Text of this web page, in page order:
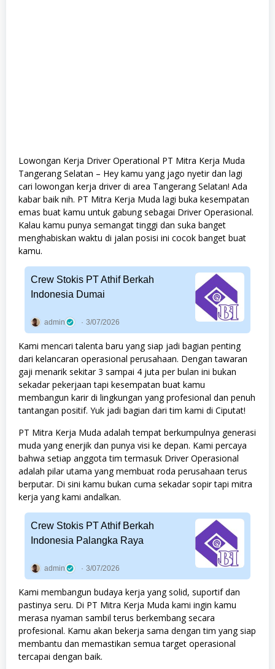
Lowongan Kerja Driver Operational PT Mitra Kerja Muda
Tangerang Selatan – Hey kamu yang jago nyetir dan lagi
cari lowongan kerja driver di area Tangerang Selatan! Ada
kabar baik nih. PT Mitra Kerja Muda lagi buka kesempatan
emas buat kamu untuk gabung sebagai Driver Operasional.
Kalau kamu punya semangat tinggi dan suka banget
menghabiskan waktu di jalan posisi ini cocok banget buat
kamu.
Crew Stokis PT Athif Berkah
Indonesia Dumai
admin 3/07/2026
Kami mencari talenta baru yang siap jadi bagian penting
dari kelancaran operasional perusahaan. Dengan tawaran
gaji menarik sekitar 3 sampai 4 juta per bulan ini bukan
sekadar pekerjaan tapi kesempatan buat kamu
membangun karir di lingkungan yang profesional dan penuh
tantangan positif. Yuk jadi bagian dari tim kami di Ciputat!
PT Mitra Kerja Muda adalah tempat berkumpulnya generasi
muda yang enerjik dan punya visi ke depan. Kami percaya
bahwa setiap anggota tim termasuk Driver Operasional
adalah pilar utama yang membuat roda perusahaan terus
berputar. Di sini kamu bukan cuma sekadar sopir tapi mitra
kerja yang kami andalkan.
Crew Stokis PT Athif Berkah
Indonesia Palangka Raya
admin 3/07/2026
Kami membangun budaya kerja yang solid, suportif dan
pastinya seru. Di PT Mitra Kerja Muda kami ingin kamu
merasa nyaman sambil terus berkembang secara
profesional. Kamu akan bekerja sama dengan tim yang siap
membantu dan memastikan semua target operasional
tercapai dengan baik.